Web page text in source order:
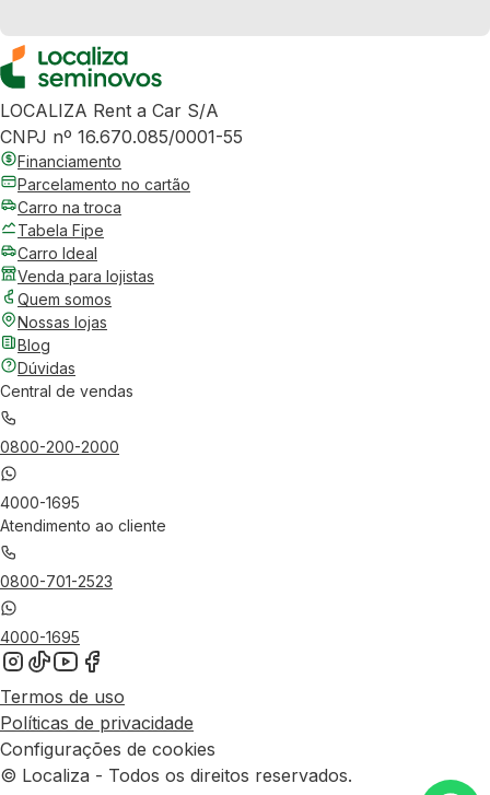
LOCALIZA Rent a Car S/A
CNPJ nº 16.670.085/0001-55
Financiamento
Parcelamento no cartão
Carro na troca
Tabela Fipe
Carro Ideal
Venda para lojistas
Quem somos
Nossas lojas
Blog
Dúvidas
Central de vendas
0800-200-2000
4000-1695
Atendimento ao cliente
0800-701-2523
4000-1695
Termos de uso
Políticas de privacidade
Configurações de cookies
© Localiza - Todos os direitos reservados.